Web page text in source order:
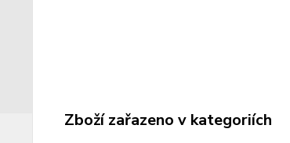
Zboží zařazeno v kategoriích